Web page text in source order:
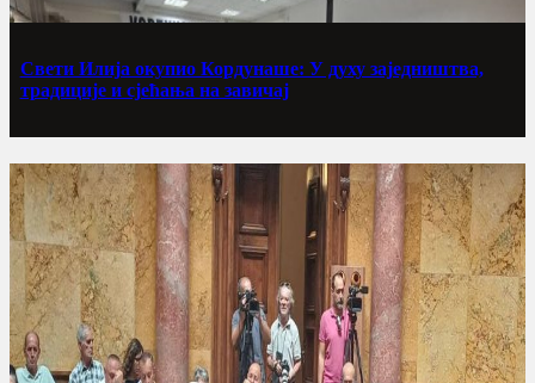
Свети Илија окупио Кордунаше: У духу заједништва,
традиције и сјећања на завичај